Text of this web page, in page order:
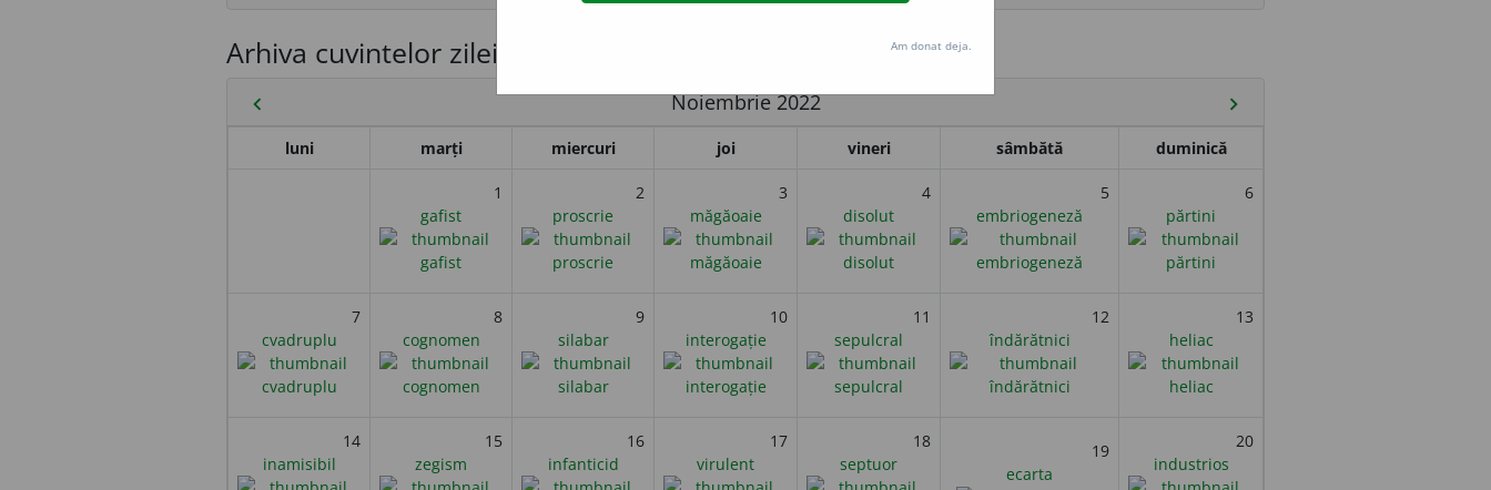
Arhiva cuvintelor zilei
chevron_left Noiembrie 2022 chevron_right
luni marți miercuri joi vineri sâmbătă duminică
1
gafist
2
proscrie
3
măgăoaie
4
disolut
5
embriogeneză
6
părtini
7
cvadruplu
8
cognomen
9
silabar
10
interogație
11
sepulcral
12
îndărătnici
13
heliac
14
inamisibil
15
zegism
16
infanticid
17
virulent
18
septuor
19
ecarta
20
industrios
Am donat deja.